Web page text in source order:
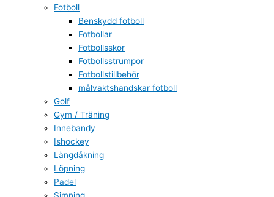
Fotboll
Benskydd fotboll
Fotbollar
Fotbollsskor
Fotbollsstrumpor
Fotbollstillbehör
målvaktshandskar fotboll
Golf
Gym / Träning
Innebandy
Ishockey
Längdåkning
Löpning
Padel